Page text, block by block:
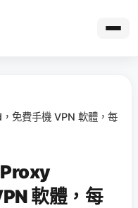
免費手機 VPN 軟體，每
軟體，每